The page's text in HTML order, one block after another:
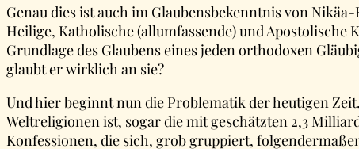
Genau dies ist auch im Glaubensbekenntnis von
Heilige, Katholische (allumfassende) und
Grundlage des Glaubens eines jeden orthodoxen
glaubt er wirklich an sie?
Und hier beginnt nun die Problematik der heutigen
Weltreligionen ist, sogar die mit geschätzten 2,3
Konfessionen, die sich, grob gruppiert,